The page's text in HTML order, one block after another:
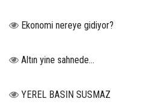
Ekonomi nereye gidiyor?
Altın yine sahnede…
YEREL BASIN SUSMAZ